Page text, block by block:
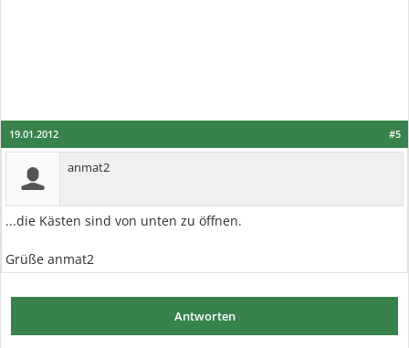
#5
19.01.2012
anmat2
...die Kästen sind von unten zu öffnen.
Grüße anmat2
Antworten